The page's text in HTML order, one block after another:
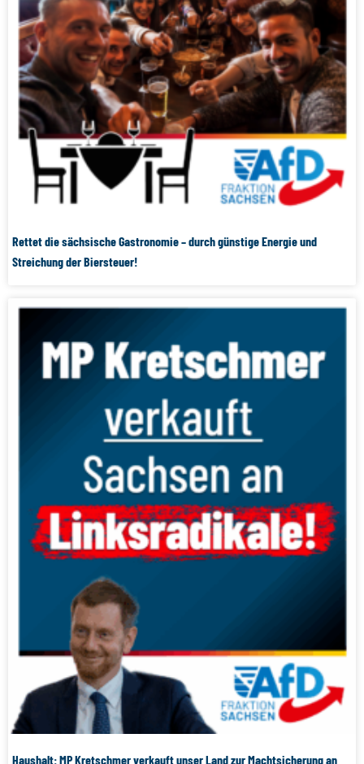
Rettet die sächsische Gastronomie – durch günstige Energie und
Streichung der Biersteuer!
Haushalt: MP Kretschmer verkauft unser Land zur Machtsicherung an